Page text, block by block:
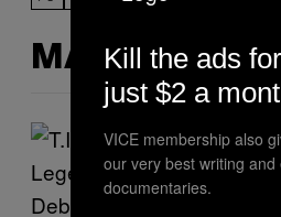
MÁS DE LO
Kill the ads for
just $2 a
VICE membership also
our very best writing and
documentaries.